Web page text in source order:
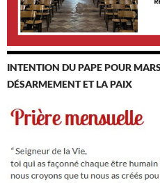
INTENTION DU PAPE POUR
DÉSARMEMENT ET LA PAIX